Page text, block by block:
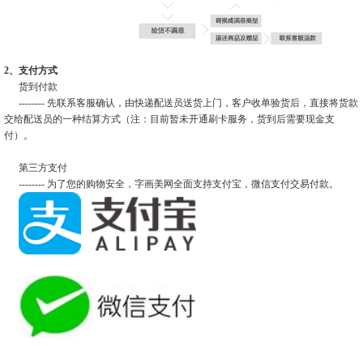
2、支付方式
货到付款
-------- 先联系客服确认，由快递配送员送货上门，客户收单验货后，直接将货款
交给配送员的一种结算方式（注：目前暂未开通刷卡服务，货到后需要现金支
付）。
第三方支付
-------- 为了您的购物安全，字画美网全面支持支付宝，微信支付交易付款。